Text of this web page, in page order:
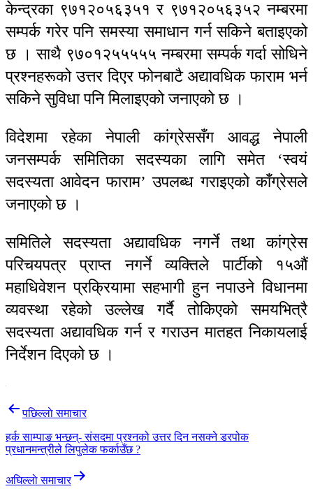
केन्द्रका ९७१२०५६३५१ र ९७१२०५६३५२ नम्बरमा
सम्पर्क गरेर पनि समस्या समाधान गर्न सकिने बताइएको
छ । साथै ९७०१२५५५५५ नम्बरमा सम्पर्क गर्दा सोधिने
प्रश्नहरूको उत्तर दिएर फोनबाटै अद्यावधिक फाराम भर्न
सकिने सुविधा पनि मिलाइएको जनाएको छ ।
विदेशमा रहेका नेपाली कांग्रेससँग आवद्ध नेपाली
जनसम्पर्क समितिका सदस्यका लागि समेत ‘स्वयं
सदस्यता आवेदन फाराम’ उपलब्ध गराइएको काँग्रेसले
जनाएको छ ।
समितिले सदस्यता अद्यावधिक नगर्ने तथा कांग्रेस
परिचयपत्र प्राप्त नगर्ने व्यक्तिले पार्टीको १५औं
महाधिवेशन प्रक्रियामा सहभागी हुन नपाउने विधानमा
व्यवस्था रहेको उल्लेख गर्दै तोकिएको समयभित्रै
सदस्यता अद्यावधिक गर्न र गराउन मातहत निकायलाई
निर्देशन दिएको छ ।
Post
navigation
पछिल्लाे समाचार
हर्क साम्पाङ भन्छन्- संसदमा प्रश्नको उत्तर दिन नसक्ने डरपोक
प्रधानमन्त्रीले लिपुलेक फर्काउँछ ?
अघिल्लाे समाचार